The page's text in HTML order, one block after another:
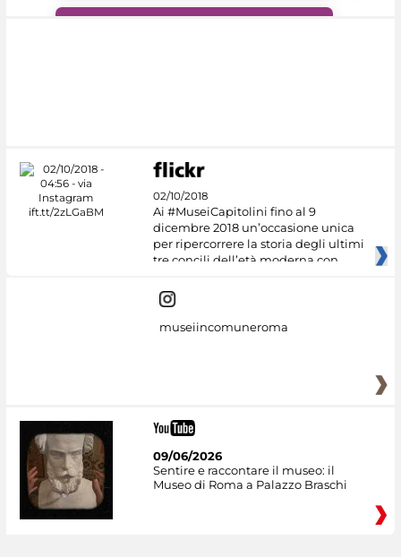
02/10/2018
Ai #MuseiCapitolini fino al 9
dicembre 2018 un’occasione unica
per ripercorrere la storia degli ultimi
tre concili dell’età moderna con
museiincomuneroma
09/06/2026
Sentire e raccontare il museo: il
Museo di Roma a Palazzo Braschi